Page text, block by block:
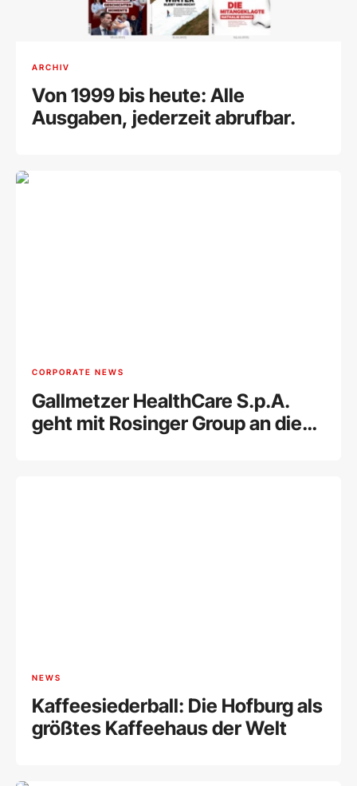
ARCHIV
Von 1999 bis heute: Alle
Ausgaben, jederzeit abrufbar.
CORPORATE NEWS
Gallmetzer HealthCare S.p.A.
geht mit Rosinger Group an die
NEWS
Kaffeesiederball: Die Hofburg als
größtes Kaffeehaus der Welt